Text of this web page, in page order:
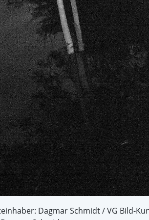
Dagmar Schmidt / VG Bild-